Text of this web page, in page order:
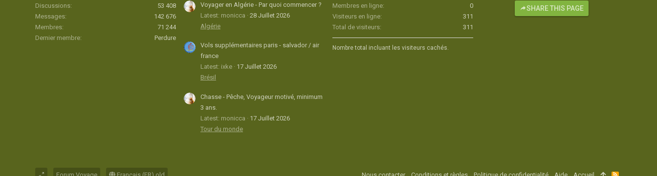
Discussions
53 408
Messages
142 676
Membres
71 244
Dernier membre
Perdure
Voyager en Algérie - Par quoi commencer ?
Latest: monicca
28 Juillet 2026
Algérie
Vols supplémentaires paris - salvador / air
france
Latest: ixke
17 Juillet 2026
Brésil
Chasse - Pêche, Voyageur motivé, minimum
3 ans.
Latest: monicca
17 Juillet 2026
Tour du monde
Membres en ligne
0
Visiteurs en ligne
311
Total de visiteurs
311
Nombre total incluant les visiteurs cachés.
SHARE THIS PAGE
R